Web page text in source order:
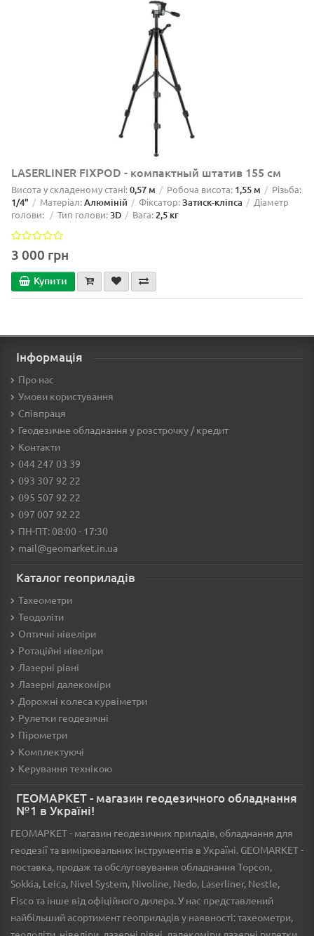
LASERLINER FIXPOD - компактный штатив 155 см
Висота у складеному стані:0,57 м Робоча висота: 1,55 м Різьба:
1/4" Матеріал:Алюміній Фіксатор:Затиск-кліпса
Діаметр
голови:
Тип голови:3D Вага:2,5 кг
3 000 грн
Купити
Інформація
Про нас
Умови користування
Співпраця
Геодезичне обладнання у розстрочку / кредит
Контакти
044 247 03 39
093 307 92 22
095 507 92 22
097 007 92 22
ПН-ПТ: 08:00 - 17:30
mail@geomarket.in.ua
Каталог геоприладів
Тахеометри
Теодоліти
Оптичні нівеліри
Ротаційні нівеліри
Лазерні рівні
Лазерні далекоміри
Дорожні колеса курвіметри
Рулетки геодезичні
Пірометри
Комплектуючі
Керування технікою
ГЕОМАРКЕТ - магазин геодезичного обладнання
№1 в Україні!
ГЕОМАРКЕТ - магазин геодезичних приладів, обладнання для
геодезії та вимірювальних інструментів в Україні. GEOMARKET -
поставка, продаж та обслуговування обладнання Topcon,
Sokkia, Leica, Nivel System, Nivoline, Nedo, Laserliner, Nestle,
Fisco та інше від офіційного дилера. У нас представлений
найбільший асортимент геоприладів у наявності: тахеометри,